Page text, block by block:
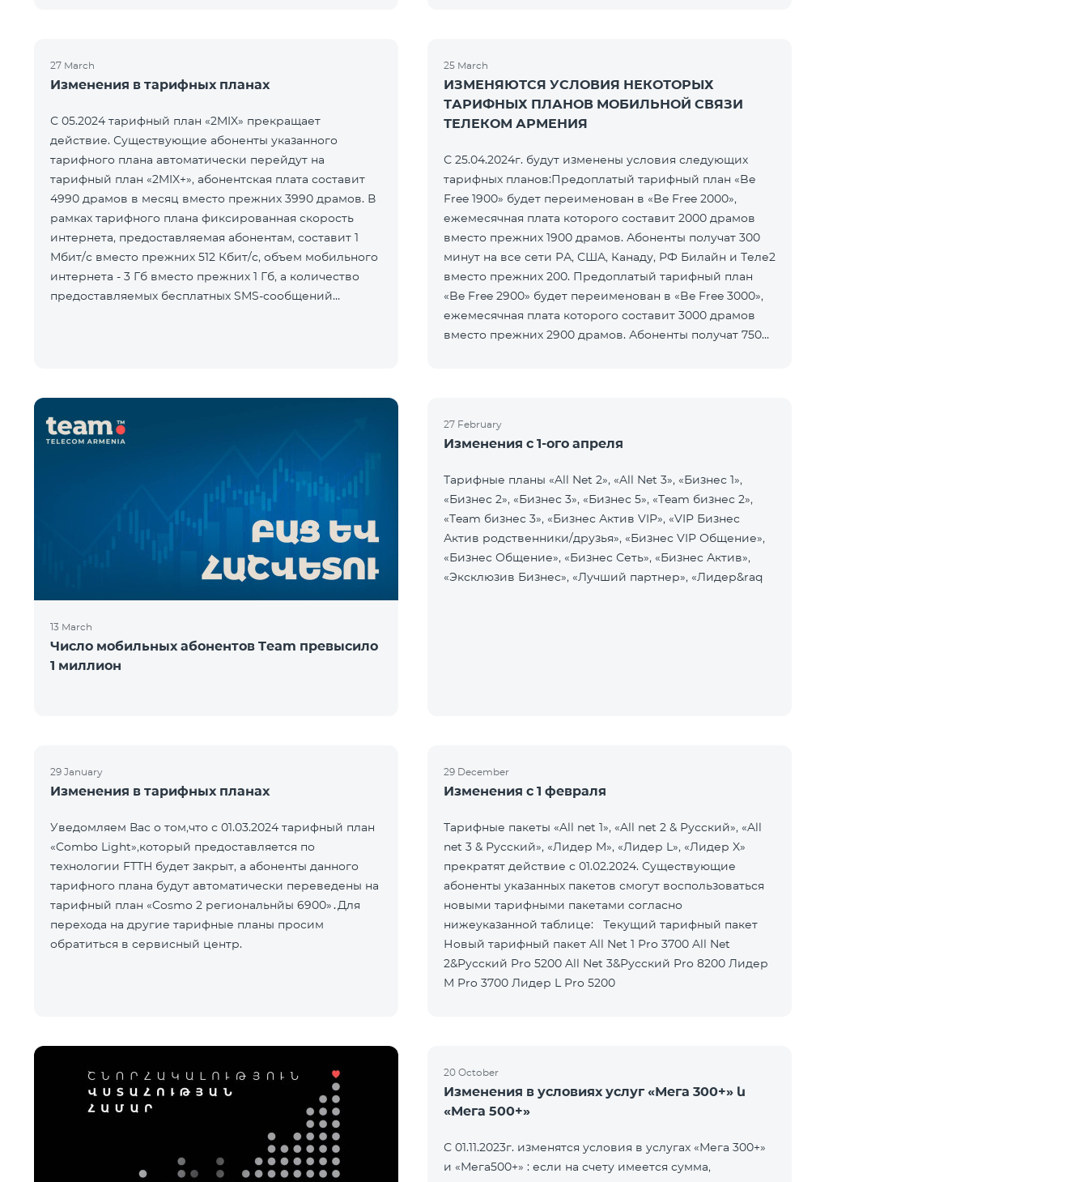
27 March
Изменения в тарифных планах
С 05.2024 тарифный план «2MIX» прекращает
действие. Существующие абоненты указанного
тарифного плана автоматически перейдут на
тарифный план «2MIX+», абонентская плата составит
4990 драмов в месяц вместо прежних 3990 драмов. В
рамках тарифного плана фиксированная скорость
интернета, предоставляемая абонентам, составит 1
Мбит/с вместо прежних 512 Кбит/с, объем мобильного
интернета - 3 Гб вместо прежних 1 Гб, а количество
предоставляемых бесплатных SMS-сообщений
25 March
ИЗМЕНЯЮТСЯ УСЛОВИЯ НЕКОТОРЫХ
ТАРИФНЫХ ПЛАНОВ МОБИЛЬНОЙ СВЯЗИ
ТЕЛЕКОМ АРМЕНИЯ
С 25.04.2024г. будут изменены условия следующих
тарифных планов:Предоплатый тарифный план «Be
Free 1900» будет переименован в «Be Free 2000»,
ежемесячная плата которого составит 2000 драмов
вместо прежних 1900 драмов. Абоненты получат 300
минут на все сети РА, США, Канаду, РФ Билайн и Теле2
вместо прежних 200. Предоплатый тарифный план
«Be Free 2900» будет переименован в «Be Free 3000»,
ежемесячная плата которого составит 3000 драмов
вместо прежних 2900 драмов. Абоненты получат 750
13 March
Число мобильных абонентов Team превысило
1 миллион
27 February
Изменения с 1-ого апреля
Тарифные планы «All Net 2», «All Net 3», «Бизнес 1»,
«Бизнес 2», «Бизнес 3», «Бизнес 5», «Team бизнес 2»,
«Team бизнес 3», «Бизнес Актив VIP», «VIP Бизнес
Актив родственники/друзья», «Бизнес VIP Общение»,
«Бизнес Общение», «Бизнес Сеть», «Бизнес Актив»,
«Эксклюзив Бизнес», «Лучший партнер», «Лидер&raq
29 January
Изменения в тарифных планах
Уведомляем Вас о том,что с 01.03.2024 тарифный план
«Combo Light»,который предоставляется по
технологии FTTH будет закрыт, а абоненты данного
тарифного плана будут автоматически переведены на
тарифный план «Cosmo 2 региональнйы 6900»․Для
перехода на другие тарифные планы просим
обратиться в сервисный центр.
29 December
Изменения с 1 февраля
Тарифные пакеты «All net 1», «All net 2 & Русский», «All
net 3 & Русский», «Лидер M», «Лидер L», «Лидер X»
прекратят действие с 01.02.2024. Существующие
абоненты указанных пакетов смогут воспользоваться
новыми тарифными пакетами согласно
нижеуказанной таблице: Текущий тарифный пакет
Новый тарифный пакет All Net 1 Pro 3700 All Net
2&Русский Pro 5200 All Net 3&Русский Pro 8200 Лидер
M Pro 3700 Лидер L Pro 5200
20 October
Изменения в условиях услуг «Мега 300+» և
«Мега 500+»
С 01.11.2023г. изменятся условия в услугах «Мега 300+»
и «Мега500+» : если на счету имеется сумма,